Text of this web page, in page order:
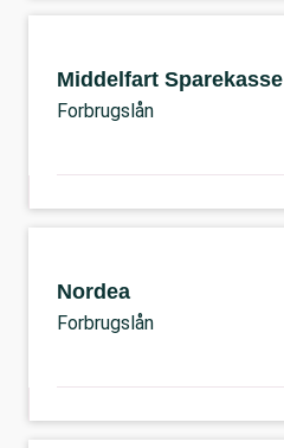
Middelfart Sparekasse
Forbrugslån
Nordea
Forbrugslån